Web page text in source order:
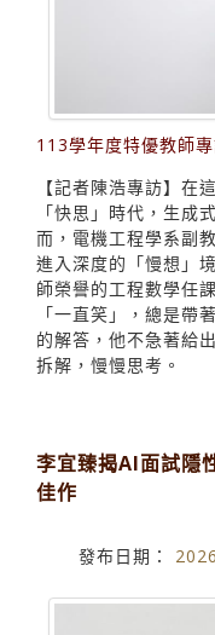
113學年度特優教師
【記者陳浩專訪】在
「快思」時代，生成
而，電機工程學系副
進入深度的「慢想」
師榮譽的工程數學任
「一直笑」，總是帶
的解答，他不急著給
拆解，慢慢思考。
李宜臻揭AI面試隱
佳作
發布日期：